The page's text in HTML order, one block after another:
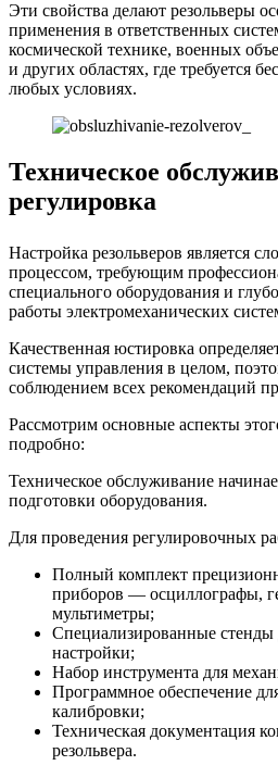
Эти свойства делают резольверы
применения в ответственных
космической технике, военных
и других областях, где требуется
любых условиях.
Техническое
регулировка
Настройка резольверов является
процессом, требующим
специального оборудования и
работы электромеханических
Качественная юстировка
системы управления в целом,
соблюдением всех рекомендаций
Рассмотрим основные аспекты
подробно:
Техническое обслуживание
подготовки оборудования.
Для проведения регулировочных
Полный комплект
приборов — осциллографы,
мультиметры;
Специализированные стенды
настройки;
Набор инструмента для
Программное обеспечение
калибровки;
Техническая документация
резольвера.